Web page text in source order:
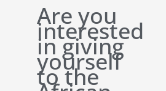
Are you
interested
in giving
yourself
to the